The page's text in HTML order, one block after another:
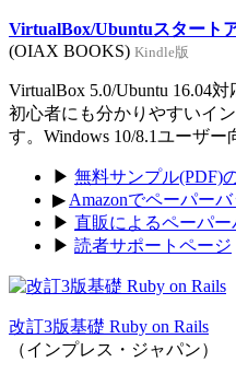
VirtualBox/Ubuntuスタート
(OIAX BOOKS) Kindle版
VirtualBox 5.0/Ubuntu 16.04
初心者にも分かりやすいイ
す。Windows 10/8.1ユーザー
▶ 無料サンプル(PDF)
▶ Amazonでペーパー
▶ 直販によるペーパー
▶ 読者サポートページ
改訂3版基礎 Ruby on Rails
（インプレス・ジャパン）